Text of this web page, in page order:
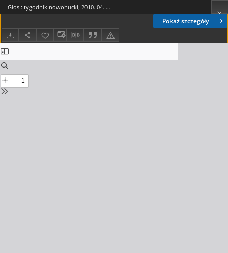
Pokaż szczegóły
Głos : tygodnik nowohucki, 2010. 04. 30, nr 18